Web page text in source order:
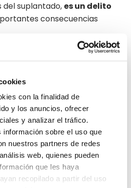
con la finalidad de
y los anuncios, ofrecer
y analizar el tráfico.
sobre el uso que
nuestros partners de redes
web, quienes pueden
que les haya
recopilado a partir del uso
suplantado, es un delito
consecuencias
el suplantado de manera
por la que, según el
penalel infractor de la
en redes sociales, y
enfrentarse a unapena de
a tres años, como autor de
del estado civil.
persona afectada puede